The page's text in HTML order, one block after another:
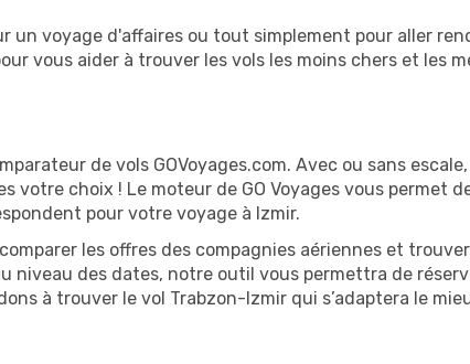
un voyage d'affaires ou tout simplement pour aller
vous aider à trouver les vols les moins chers et les
de vols GOVoyages.com. Avec ou sans
choix ! Le moteur de GO Voyages vous permet
pour votre voyage à Izmir.
les offres des compagnies aériennes et
niveau des dates, notre outil vous permettra de
à trouver le vol Trabzon-Izmir qui s’adaptera le